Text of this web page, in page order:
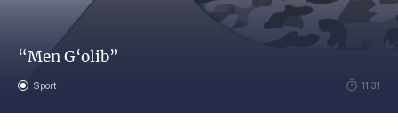
“Men G‘olib”
Sport 11:31